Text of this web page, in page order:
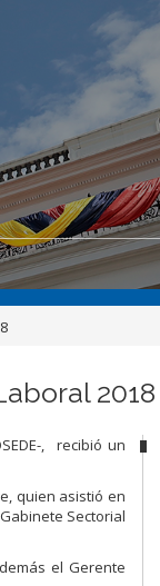
2018
, recibió un
quien asistió en
Sectorial
el Gerente